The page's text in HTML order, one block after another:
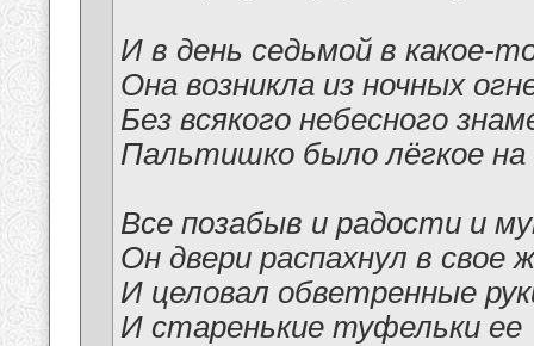
И в день седьмой в какое-
Она возникла из ночных
Без всякого небесного
Пальтишко было лёгкое на
Все позабыв и радости и
Он двери распахнул в свое
И целовал обветренные
И старенькие туфельки ее